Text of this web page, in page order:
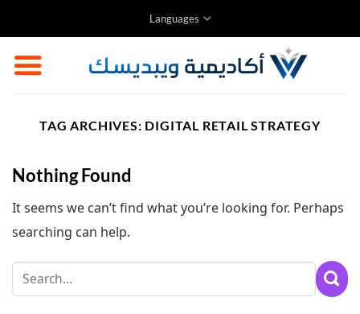
to
content
Languages
TAG ARCHIVES: DIGITAL RETAIL STRATEGY
Nothing Found
It seems we can’t find what you’re looking for. Perhaps
searching can help.